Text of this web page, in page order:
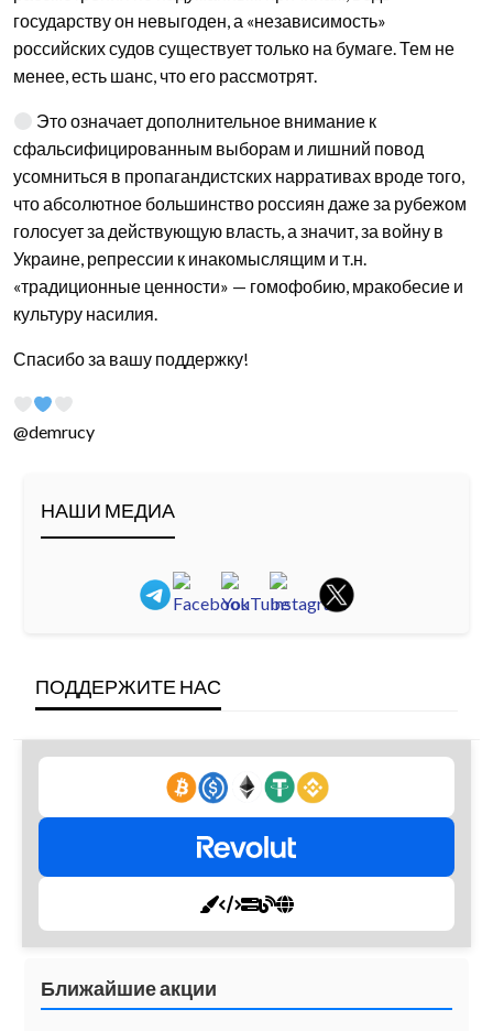
государству он невыгоден, а «независимость»
российских судов существует только на бумаге. Тем не
менее, есть шанс, что его рассмотрят.
Это означает дополнительное внимание к
сфальсифицированным выборам и лишний повод
усомниться в пропагандистских нарративах вроде того,
что абсолютное большинство россиян даже за рубежом
голосует за действующую власть, а значит, за войну в
Украине, репрессии к инакомыслящим и т.н.
«традиционные ценности» — гомофобию, мракобесие и
культуру насилия.
Спасибо за вашу поддержку!
@demrucy
НАШИ МЕДИА
ПОДДЕРЖИТЕ НАС
Ближайшие акции